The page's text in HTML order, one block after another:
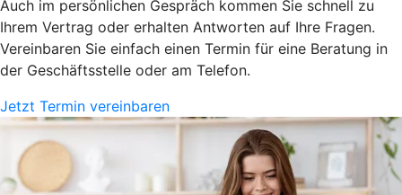
Auch im persönlichen Gespräch kommen Sie schnell zu
Ihrem Vertrag oder erhalten Antworten auf Ihre Fragen.
Vereinbaren Sie einfach einen Termin für eine Beratung in
der Geschäftsstelle oder am Telefon.
Jetzt Termin vereinbaren